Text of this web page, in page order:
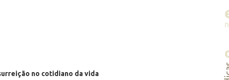
no cotidiano da vida